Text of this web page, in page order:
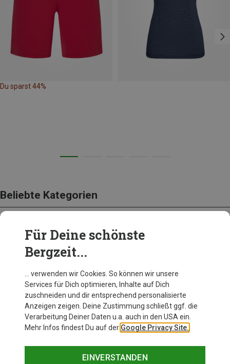
Du sparst 44%
Beliebte Kategorien
BEKLEIDUNG
Für Deine schönste
Bergzeit...
… verwenden wir Cookies. So können wir unsere
Services für Dich optimieren, Inhalte auf Dich
zuschneiden und dir entsprechend personalisierte
Anzeigen zeigen. Deine Zustimmung schließt ggf. die
Verarbeitung Deiner Daten u.a. auch in den USA ein.
Mehr Infos findest Du auf der Google Privacy Site.
EINVERSTANDEN